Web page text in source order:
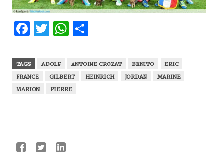
Facebook
Twitter
WhatsApp
TAGS ADOLF ANTOINE CROZAT BENITO
ERIC
FRANCE
GILBERT HEINRICH JORDAN
MARINE
MARION
PIERRE